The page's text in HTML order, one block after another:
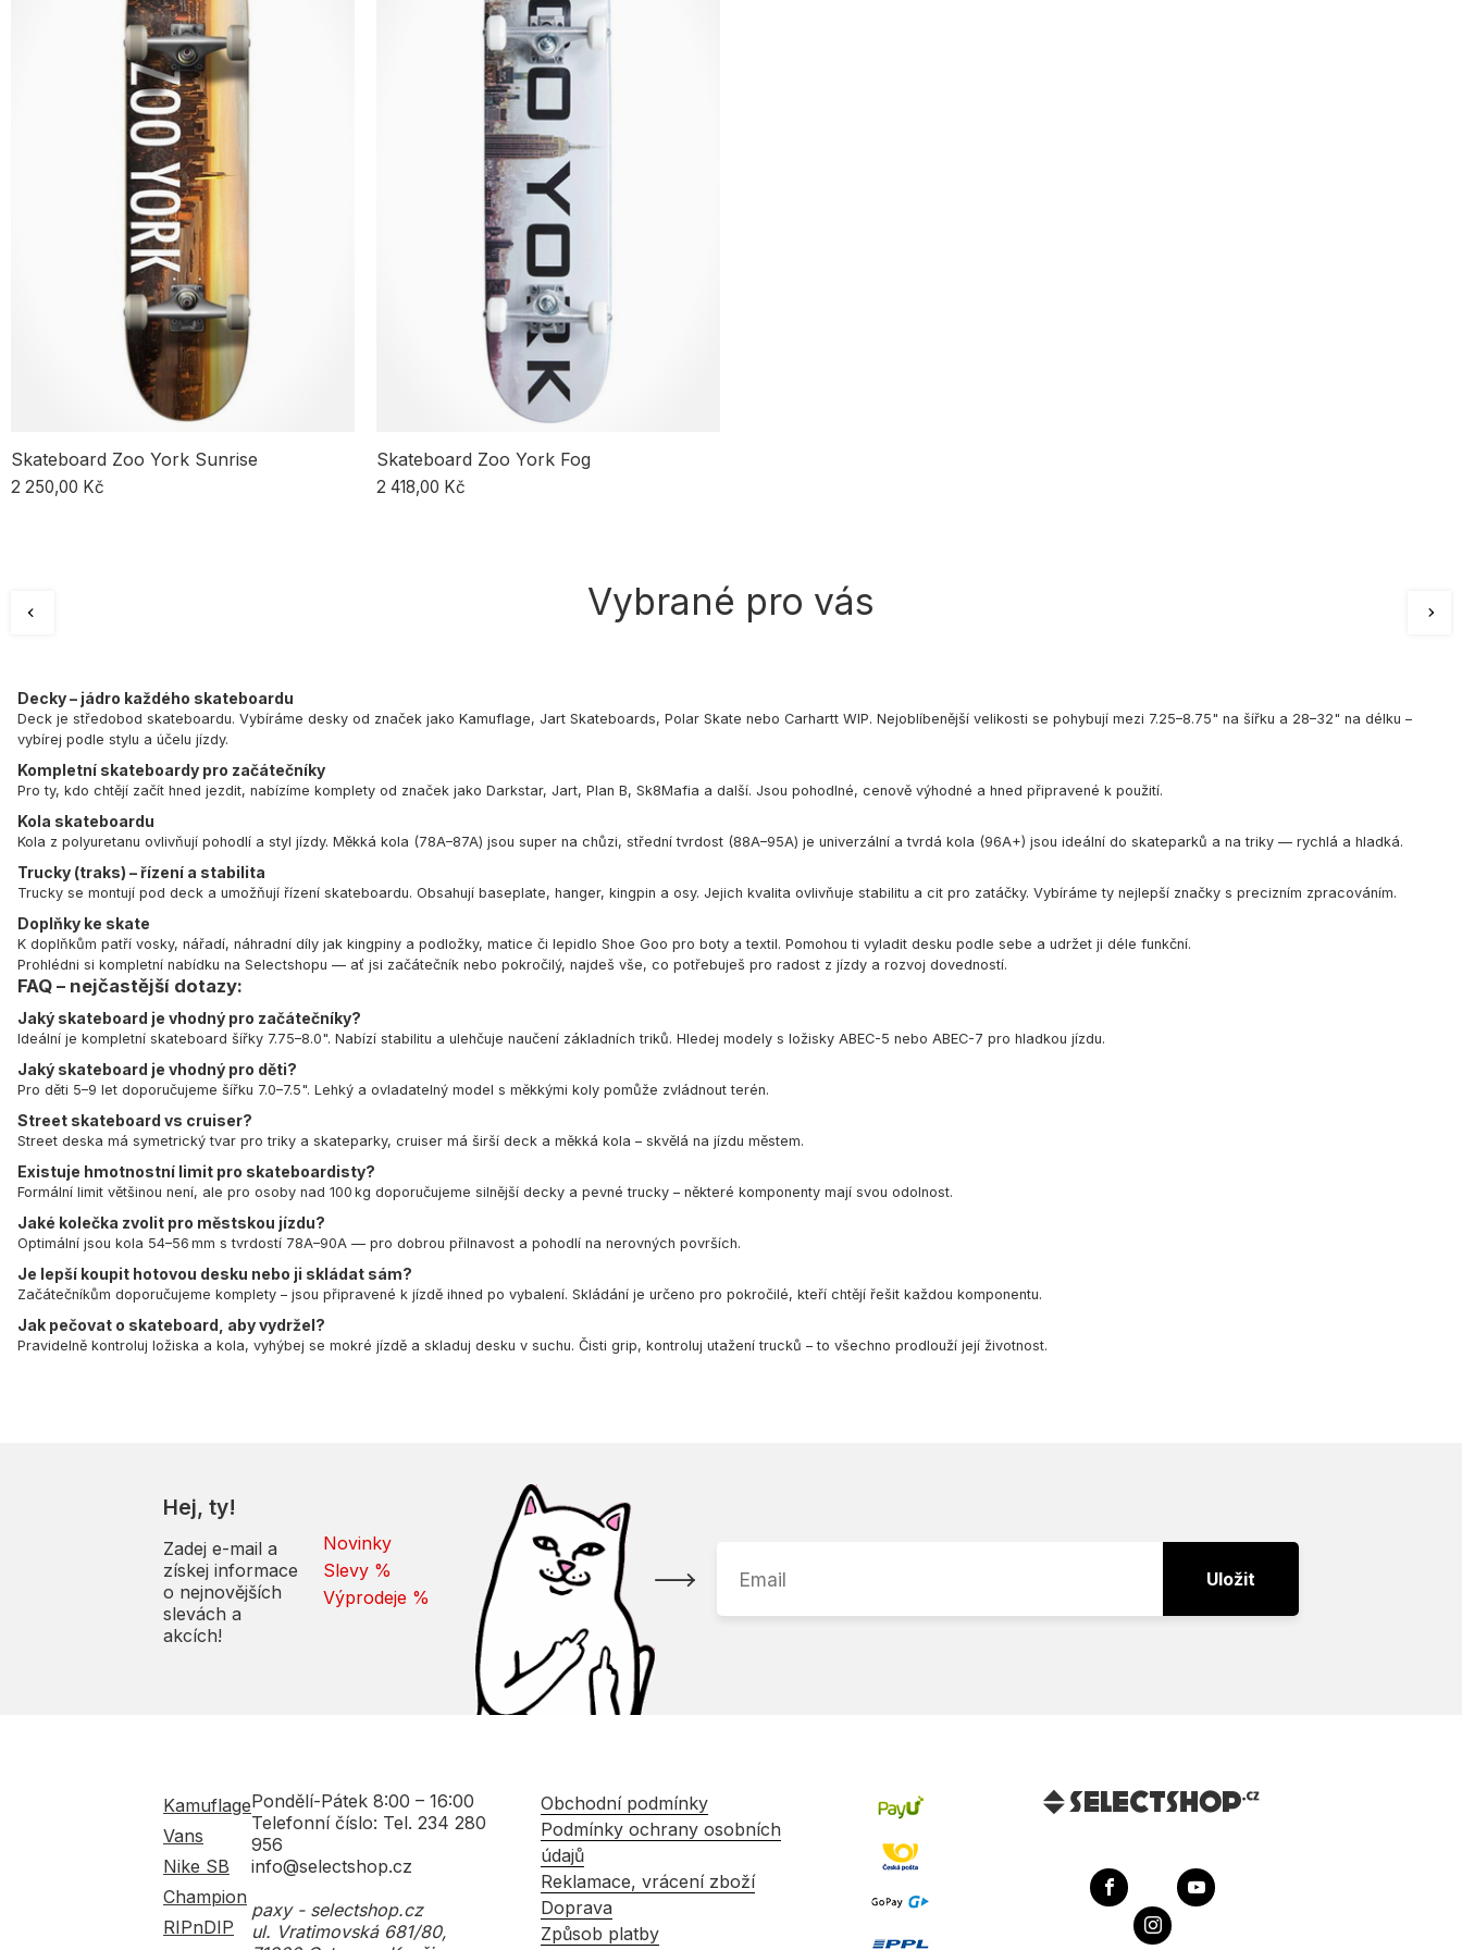
Skateboard Zoo York Sunrise
2 250,00 Kč
Skateboard Zoo York Fog
2 418,00 Kč
Vybrané pro vás
Decky – jádro každého skateboardu
Deck je středobod skateboardu. Vybíráme desky od značek jako Kamuflage, Jart Skateboards, Polar Skate nebo Carhartt WIP. Nejoblíbenější velikosti se pohybují mezi 7.25–8.75" na šířku a 28–32" na délku –
vybírej podle stylu a účelu jízdy.
Kompletní skateboardy pro začátečníky
Pro ty, kdo chtějí začít hned jezdit, nabízíme komplety od značek jako Darkstar, Jart, Plan B, Sk8Mafia a další. Jsou pohodlné, cenově výhodné a hned připravené k použití.
Kola skateboardu
Kola z polyuretanu ovlivňují pohodlí a styl jízdy. Měkká kola (78A–87A) jsou super na chůzi, střední tvrdost (88A–95A) je univerzální a tvrdá kola (96A+) jsou ideální do skateparků a na triky — rychlá a hladká.
Trucky (traks) – řízení a stabilita
Trucky se montují pod deck a umožňují řízení skateboardu. Obsahují baseplate, hanger, kingpin a osy. Jejich kvalita ovlivňuje stabilitu a cit pro zatáčky. Vybíráme ty nejlepší značky s precizním zpracováním.
Doplňky ke skate
K doplňkům patří vosky, nářadí, náhradní díly jak kingpiny a podložky, matice či lepidlo Shoe Goo pro boty a textil. Pomohou ti vyladit desku podle sebe a udržet ji déle funkční.
Prohlédni si kompletní nabídku na Selectshopu — ať jsi začátečník nebo pokročilý, najdeš vše, co potřebuješ pro radost z jízdy a rozvoj dovedností.
FAQ – nejčastější dotazy:
Jaký skateboard je vhodný pro začátečníky?
Ideální je kompletní skateboard šířky 7.75–8.0". Nabízí stabilitu a ulehčuje naučení základních triků. Hledej modely s ložisky ABEC-5 nebo ABEC-7 pro hladkou jízdu.
Jaký skateboard je vhodný pro děti?
Pro děti 5–9 let doporučujeme šířku 7.0–7.5". Lehký a ovladatelný model s měkkými koly pomůže zvládnout terén.
Street skateboard vs cruiser?
Street deska má symetrický tvar pro triky a skateparky, cruiser má širší deck a měkká kola – skvělá na jízdu městem.
Existuje hmotnostní limit pro skateboardisty?
Formální limit většinou není, ale pro osoby nad 100 kg doporučujeme silnější decky a pevné trucky – některé komponenty mají svou odolnost.
Jaké kolečka zvolit pro městskou jízdu?
Optimální jsou kola 54–56 mm s tvrdostí 78A–90A — pro dobrou přilnavost a pohodlí na nerovných površích.
Je lepší koupit hotovou desku nebo ji skládat sám?
Začátečníkům doporučujeme komplety – jsou připravené k jízdě ihned po vybalení. Skládání je určeno pro pokročilé, kteří chtějí řešit každou komponentu.
Jak pečovat o skateboard, aby vydržel?
Pravidelně kontroluj ložiska a kola, vyhýbej se mokré jízdě a skladuj desku v suchu. Čisti grip, kontroluj utažení trucků – to všechno prodlouží její životnost.
Hej, ty!
Zadej e-mail a
získej informace
o nejnovějších
slevách a
akcích!
Novinky
Slevy %
Výprodeje %
Uložit
Kamuflage
Vans
Nike SB
Champion
RIPnDIP
Pondělí-Pátek 8:00 – 16:00
Telefonní číslo: Tel. 234 280
956
info@selectshop.cz
paxy - selectshop.cz
ul. Vratimovská 681/80,
Obchodní podmínky
Podmínky ochrany osobních
údajů
Reklamace, vrácení zboží
Doprava
Způsob platby